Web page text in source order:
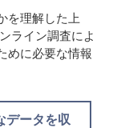
を理解した上
ライン調査によ
めに必要な情報
データを収